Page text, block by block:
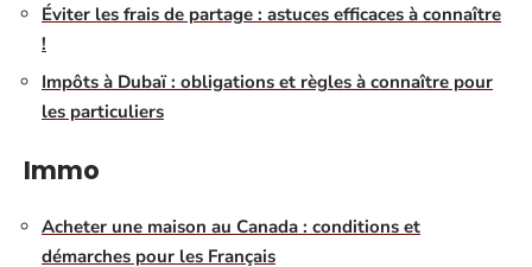
Éviter les frais de partage : astuces efficaces à connaître
!
Impôts à Dubaï : obligations et règles à connaître pour
les particuliers
Immo
Acheter une maison au Canada : conditions et
démarches pour les Français